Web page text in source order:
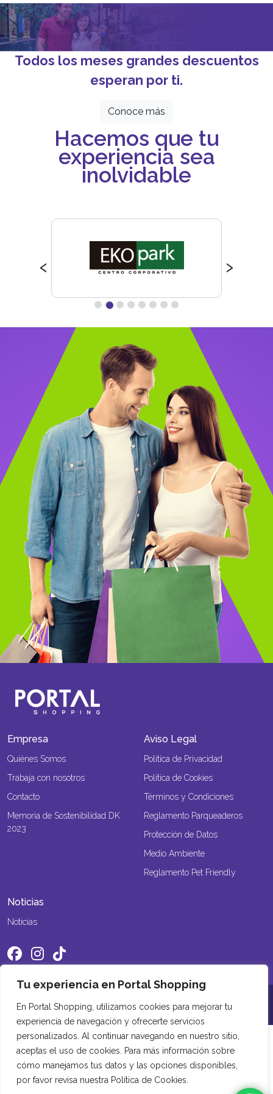
Tu experiencia en Portal Shopping
En Portal Shopping, utilizamos cookies para mejorar tu
experiencia de navegación y ofrecerte servicios
personalizados. Al continuar navegando en nuestro sitio,
aceptas el uso de cookies. Para más información sobre
cómo manejamos tus datos y las opciones disponibles,
por favor revisa nuestra Política de Cookies.
Todos los meses grandes descuentos
esperan por ti.
Conoce más
Hacemos que tu
experiencia sea
inolvidable
‹ ›
Empresa
Quiénes Somos
Trabaja con nosotros
Contacto
Memoria de Sostenibilidad DK
2023
Aviso Legal
Política de Privacidad
Política de Cookies
Términos y Condiciones
Reglamento Parqueaderos
Protección de Datos
Medio Ambiente
Reglamento Pet Friendly
Noticias
Noticias
©2026 Portal Shopping. Todos los derechos reservados